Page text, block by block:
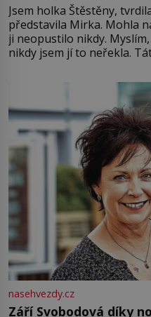
Jsem holka Štěstěny,
představila Mirka. Mohla
ji neopustilo nikdy.
nikdy jsem jí to neřekla.
Jsme spolu moc rádi
nasehvezdy.cz
Září Svobodová díky